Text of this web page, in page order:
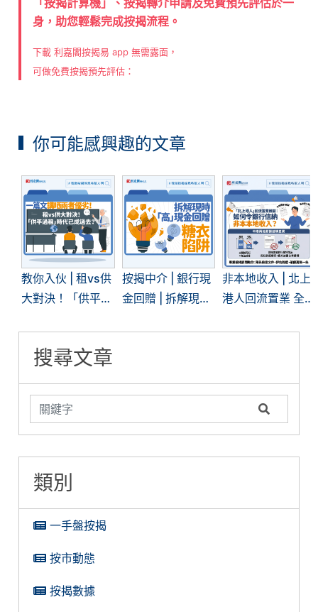
身，助您輕鬆完成按揭流程。
下載 利嘉閣按揭易 app 無需露面，
可做免費按揭預先評估：
你可能感興趣的文章
教你入伙 | 租vs供
大對決！「供平過
按揭中介 | 銀行現
金回贈 | 拆解現時
非本地收入 | 北上
港人回流置業 全
搜尋文章
類別
一手盤按揭
按市動態
按揭數據